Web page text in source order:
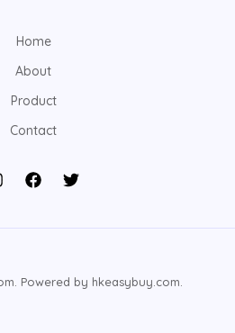
Home
About
Product
Contact
Powered by hkeasybuy.com.